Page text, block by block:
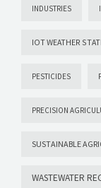
INDUSTRIES
IOT WEATHER
PESTICIDES
PRECISION
SUSTAINABLE
WASTEWATER